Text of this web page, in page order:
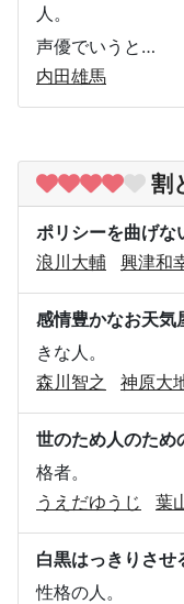
人。
声優でいうと…
内田雄馬
割
ポリシーを曲げな
浪川大輔
興津和
感情豊かなお天気
きな人。
森川智之
神原大
世のため人のため
格者。
うえだゆうじ
葉
白黒はっきりさせ
性格の人。